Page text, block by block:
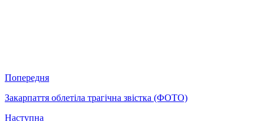
Попередня
Закарпаття облетіла трагічна звістка (ФОТО)
Наступна